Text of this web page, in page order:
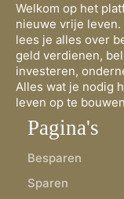
Welkom op het
nieuwe vrije leven.
lees je alles over
geld verdienen,
investeren,
Alles wat je nodig
leven op te bouwen
Pagina's
Besparen
Sparen